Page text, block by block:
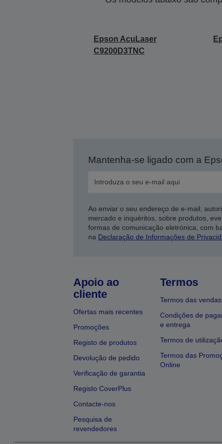
Epson AcuLaser
C9200D3TNC
Mantenha-se ligado com a
Ao enviar o seu endereço de e-mail,
mercado e inquéritos, sobre produtos,
formas de comunicação eletrónica, com
na Declaração de Informações de
Apoio ao
cliente
Ofertas mais recentes
Promoções
Registo de produtos
Devolução de pedido
Verificação de garantia
Registo CoverPlus
Contacte-nos
Pesquisa de
revendedores
Termos
Termos das vendas
Condições de
e entrega
Termos de
Termos das
Online